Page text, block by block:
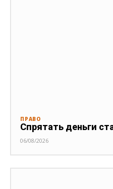
ПРАВО
Спрятать деньги
06/08/2026